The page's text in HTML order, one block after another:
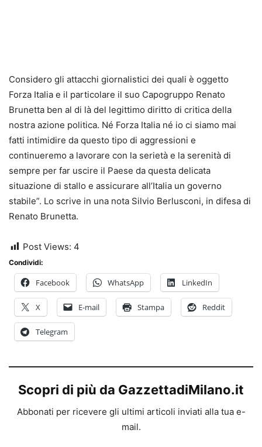
Considero gli attacchi giornalistici dei quali è oggetto
Forza Italia e il particolare il suo Capogruppo Renato
Brunetta ben al di là del legittimo diritto di critica della
nostra azione politica. Né Forza Italia né io ci siamo mai
fatti intimidire da questo tipo di aggressioni e
continueremo a lavorare con la serietà e la serenità di
sempre per far uscire il Paese da questa delicata
situazione di stallo e assicurare all’Italia un governo
stabile”. Lo scrive in una nota Silvio Berlusconi, in difesa di
Renato Brunetta.
Post Views: 4
Condividi:
Facebook WhatsApp LinkedIn
X E-mail Stampa Reddit
Telegram
Scopri di più da GazzettadiMilano.it
Abbonati per ricevere gli ultimi articoli inviati alla tua e-
mail.